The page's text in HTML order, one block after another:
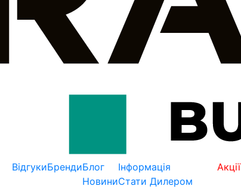
ВідгукиБрендиБлог
Новини
Інформація
Стати Дилером
Акції